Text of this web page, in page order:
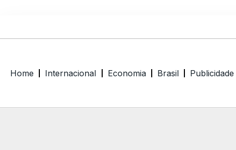
Home Internacional Economia Brasil